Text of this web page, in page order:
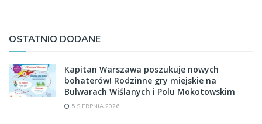
OSTATNIO DODANE
Kapitan Warszawa poszukuje nowych
bohaterów! Rodzinne gry miejskie na
Bulwarach Wiślanych i Polu Mokotowskim
5 SIERPNIA 2026